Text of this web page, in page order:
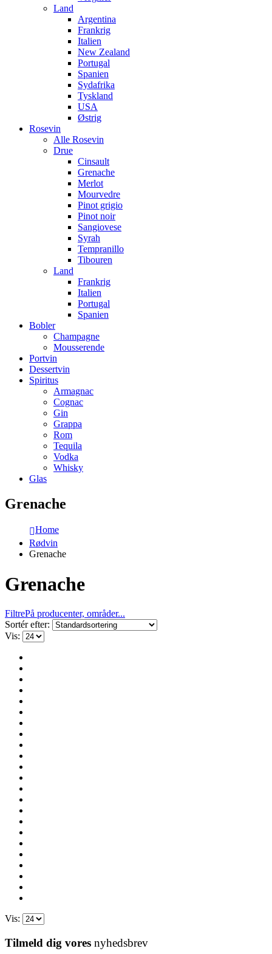
Land
Argentina
Frankrig
Italien
New Zealand
Portugal
Spanien
Sydafrika
Tyskland
USA
Østrig
Rosevin
Alle Rosevin
Drue
Cinsault
Grenache
Merlot
Mourvedre
Pinot grigio
Pinot noir
Sangiovese
Syrah
Tempranillo
Tibouren
Land
Frankrig
Italien
Portugal
Spanien
Bobler
Champagne
Mousserende
Portvin
Dessertvin
Spiritus
Armagnac
Cognac
Gin
Grappa
Rom
Tequila
Vodka
Whisky
Glas
Grenache
Home
Rødvin
Grenache
Grenache
FiltrePå producenter, områder...
Sortér efter:
Vis:
Vis:
Tilmeld dig vores nyhedsbrev